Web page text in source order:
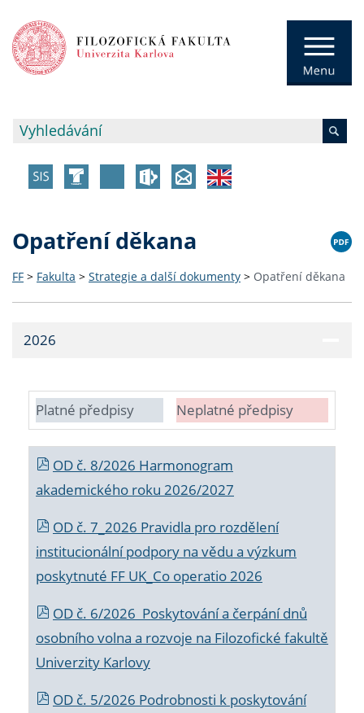
Opatření děkana
FF > Fakulta > Strategie a další dokumenty > Opatření děkana
2026
Platné předpisy Neplatné předpisy
OD č. 8/2026 Harmonogram
akademického roku 2026/2027
OD č. 7_2026 Pravidla pro rozdělení
institucionální podpory na vědu a výzkum
poskytnuté FF UK_Co operatio 2026
OD č. 6/2026 Poskytování a čerpání dnů
osobního volna a rozvoje na Filozofické fakultě
Univerzity Karlovy
OD č. 5/2026 Podrobnosti k poskytování